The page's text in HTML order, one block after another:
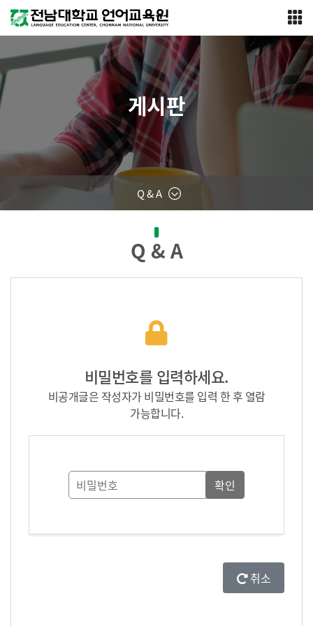
Q & A
게시판
Q & A
비밀번호를 입력하세요.
비공개글은 작성자가 비밀번호를 입력 한 후 열람
가능합니다.
취소